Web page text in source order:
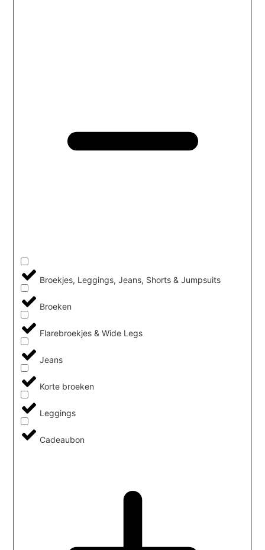
Broekjes, Leggings, Jeans, Shorts & Jumpsuits
Broeken
Flarebroekjes & Wide Legs
Jeans
Korte broeken
Leggings
Cadeaubon